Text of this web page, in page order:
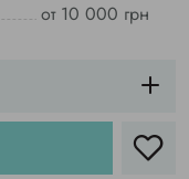
от 10 000 грн